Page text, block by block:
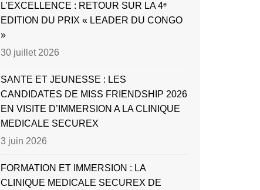
L’EXCELLENCE : RETOUR SUR LA 4ᵉ
EDITION DU PRIX « LEADER DU CONGO
»
30 juillet 2026
SANTE ET JEUNESSE : LES
CANDIDATES DE MISS FRIENDSHIP 2026
EN VISITE D’IMMERSION A LA CLINIQUE
MEDICALE SECUREX
3 juin 2026
FORMATION ET IMMERSION : LA
CLINIQUE MEDICALE SECUREX DE